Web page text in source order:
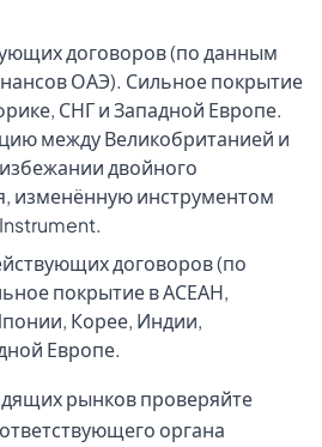
договоров (по данным
ОАЭ). Сильное покрытие
СНГ и Западной Европе.
между Великобританией и
двойного
изменённую инструментом
договоров (по
покрытие в АСЕАН,
Корее, Индии,
Европе.
рынков проверяйте
органа